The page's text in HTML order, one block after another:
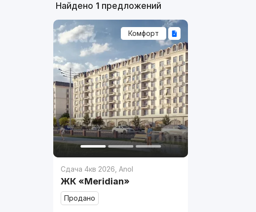
Найдено 1предложений
Комфорт
Сдача 4кв 2026 ,Anol
ЖК «Meridian»
Продано